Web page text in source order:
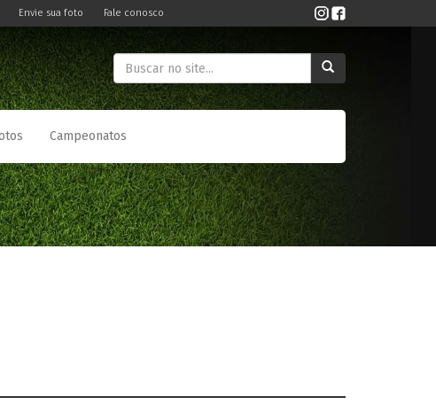
Envie sua foto Fale conosco
Campeonatos